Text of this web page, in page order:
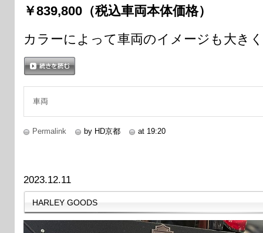
￥839,800（税込車両本体価格）
カラーによって車両のイメージも大き
車両
Permalink by HD京都 at 19:20
2023.12.11
HARLEY GOODS